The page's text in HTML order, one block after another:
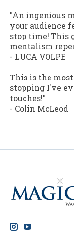
"An ingenious
your audience
stop time! This
mentalism
- LUCA VOLPE
This is the
stopping I've
touches!"
- Colin McLeod